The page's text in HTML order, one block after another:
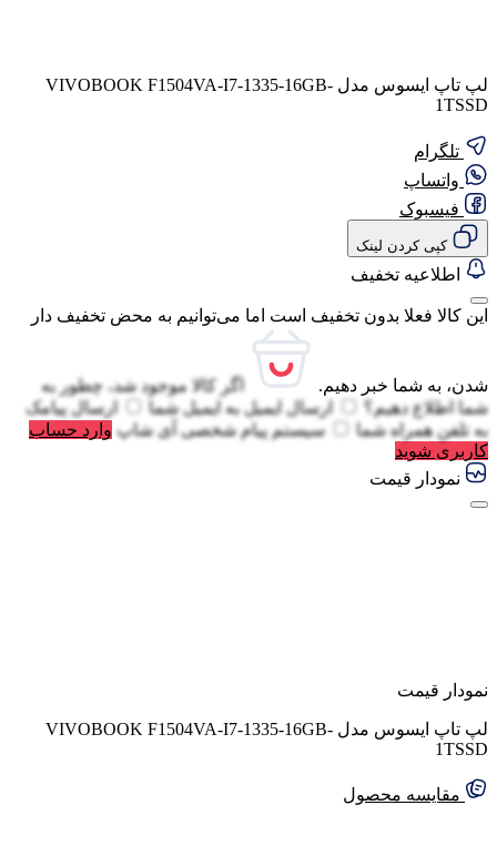
لپ تاپ ایسوس مدل VIVOBOOK F1504VA-I7-1335-16GB-
1TSSD
تلگرام
واتساپ
فیسبوک
کپی کردن لینک
اطلاعیه تخفیف
این کالا فعلا بدون تخفیف است اما می‌توانیم به محض تخفیف دار
شدن، به شما خبر دهیم.
اگر کالا موجود شد، چطور به
شما اطلاع دهیم؟
ارسال ایمیل به ایمیل شما
ارسال پیامک
به تلفن همراه شما سیستم پیام شخصی آی شاپ وارد حساب
کاربری شوید
نمودار قیمت
نمودار قیمت
لپ تاپ ایسوس مدل VIVOBOOK F1504VA-I7-1335-16GB-
1TSSD
مقایسه محصول